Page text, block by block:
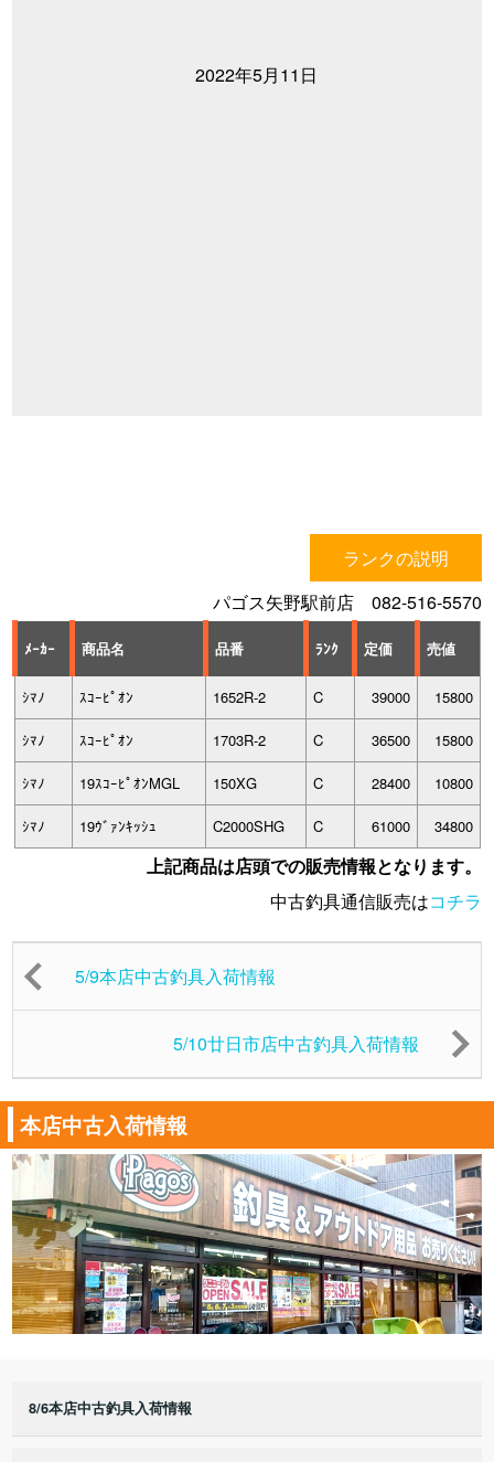
2022年5月11日
ランクの説明
パゴス矢野駅前店 082-516-5570
ﾒｰｶｰ 商品名 品番 ﾗﾝｸ 定価 売値
ｼﾏﾉ ｽｺｰﾋﾟｵﾝ 1652R-2 C 39000 15800
ｼﾏﾉ ｽｺｰﾋﾟｵﾝ 1703R-2 C 36500 15800
ｼﾏﾉ 19ｽｺｰﾋﾟｵﾝMGL 150XG C 28400 10800
ｼﾏﾉ 19ｳﾞｧﾝｷｯｼｭ C2000SHG C 61000 34800
上記商品は店頭での販売情報となります。
中古釣具通信販売はコチラ
5/9本店中古釣具入荷情報
5/10廿日市店中古釣具入荷情報
本店中古入荷情報
8/6本店中古釣具入荷情報